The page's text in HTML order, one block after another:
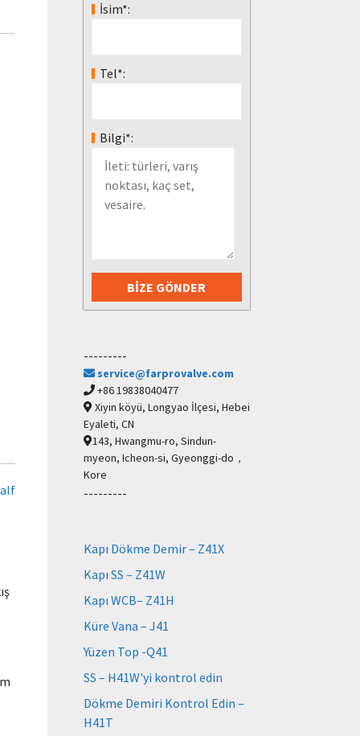
İsim*:
Tel*:
Bilgi*:
---------
service@farprovalve.com
+86 19838040477
Xiyin köyü, Longyao İlçesi, Hebei
Eyaleti, CN
143, Hwangmu-ro, Sindun-
myeon, Icheon-si, Gyeonggi-do，
Kore
---------
Kapı Dökme Demir – Z41X
Kapı SS – Z41W
Kapı WCB– Z41H
Küre Vana – J41
Yüzen Top -Q41
SS – H41W'yi kontrol edin
Dökme Demiri Kontrol Edin –
H41T